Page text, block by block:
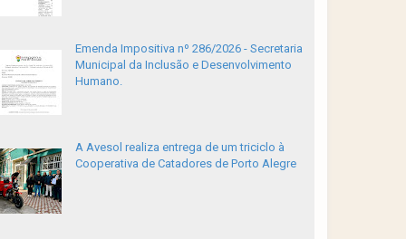
Emenda Impositiva nº 286/2026 - Secretaria
Municipal da Inclusão e Desenvolvimento
Humano.
A Avesol realiza entrega de um triciclo à
Cooperativa de Catadores de Porto Alegre